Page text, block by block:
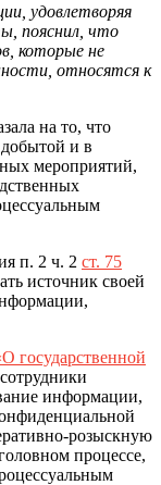
удовлетворяя
пояснил, что
которые не
относятся к
на то, что
и в
мероприятий,
п. 2 ч. 2 ст. 75
источник своей
государственной
информации,
розыскную
процессе,